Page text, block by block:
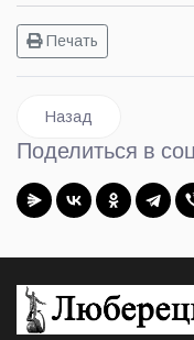
Печать
Предыдущий:
Назад
Поделиться в